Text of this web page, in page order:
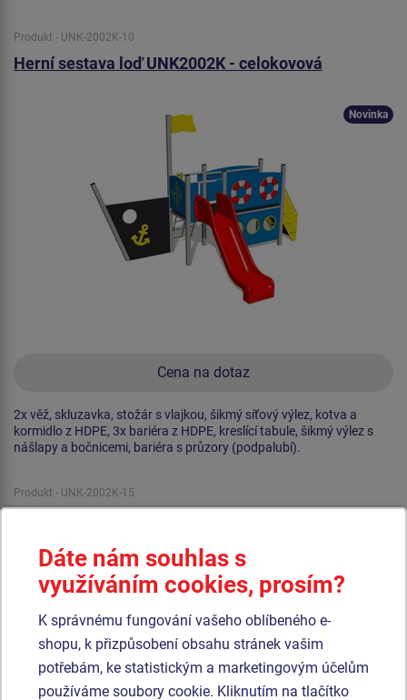
Produkt - UNK-2002K-10
Herní sestava loď UNK2002K - celokovová
Cena na dotaz
Novinka
2x věž, skluzavka, stožár s vlajkou, šikmý síťový výlez, kotva a
kormidlo z HDPE, 3x bariéra z HDPE, kreslící tabule, šikmý výlez s
nášlapy a bočnicemi, bariéra s průzory (podpalubí).
Produkt - UNK-2002K-15
Dáte nám souhlas s
využíváním cookies, prosím?
K správnému fungování vašeho oblíbeného e-
shopu, k přizpůsobení obsahu stránek vašim
potřebám, ke statistickým a marketingovým účelům
používáme soubory cookie. Kliknutím na tlačítko